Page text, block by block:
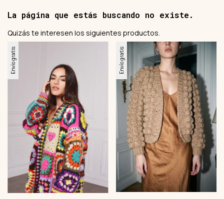
La página que estás buscando no existe.
Quizás te interesen los siguientes productos.
Envío gratis Envío gratis